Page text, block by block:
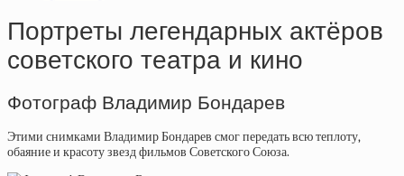
Портреты легендарных актёров
советского театра и кино
Фотограф Владимир Бондарев
Этими снимками Владимир Бондарев смог передать всю теплоту,
обаяние и красоту звезд фильмов Советского Союза.